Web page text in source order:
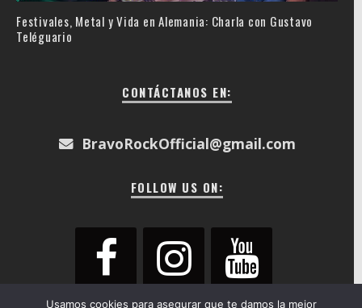
Festivales, Metal y Vida en Alemania: Charla con Gustavo
Teléguario
CONTÁCTANOS EN:
BravoRockOfficial@gmail.com
FOLLOW US ON:
Usamos cookies para asegurar que te damos la mejor